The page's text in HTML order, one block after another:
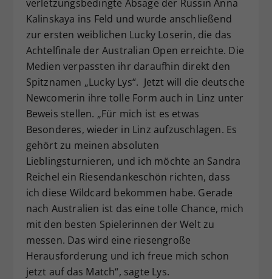
verletzungsbedingte Absage der Russin Anna
Kalinskaya ins Feld und wurde anschließend
zur ersten weiblichen Lucky Loserin, die das
Achtelfinale der Australian Open erreichte. Die
Medien verpassten ihr daraufhin direkt den
Spitznamen „Lucky Lys“. Jetzt will die deutsche
Newcomerin ihre tolle Form auch in Linz unter
Beweis stellen. „Für mich ist es etwas
Besonderes, wieder in Linz aufzuschlagen. Es
gehört zu meinen absoluten
Lieblingsturnieren, und ich möchte an Sandra
Reichel ein Riesendankeschön richten, dass
ich diese Wildcard bekommen habe. Gerade
nach Australien ist das eine tolle Chance, mich
mit den besten Spielerinnen der Welt zu
messen. Das wird eine riesengroße
Herausforderung und ich freue mich schon
jetzt auf das Match“, sagte Lys.